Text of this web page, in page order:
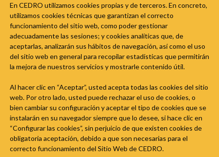
Política de cookies
Segueix l'Aula del Dret d'Autor a les xarxes socials
En CEDRO utilizamos cookies propias y de terceros. En concreto,
utilizamos cookies técnicas que garantizan el correcto
funcionamiento del sitio web, como poder gestionar
adecuadamente las sesiones; y cookies analíticas que, de
aceptarlas, analizarán sus hábitos de navegación, así como el uso
del sitio web en general para recopilar estadísticas que permitirán
la mejora de nuestros servicios y mostrarle contenido útil.
Al hacer clic en “Aceptar”, usted acepta todas las cookies del sitio
web. Por otro lado, usted puede rechazar el uso de cookies, o
bien cambiar su configuración y aceptar el tipo de cookies que se
instalarán en su navegador siempre que lo desee, si hace clic en
“Configurar las cookies”, sin perjuicio de que existen cookies de
obligatoria aceptación, debido a que son necesarias para el
correcto funcionamiento del Sitio Web de CEDRO.